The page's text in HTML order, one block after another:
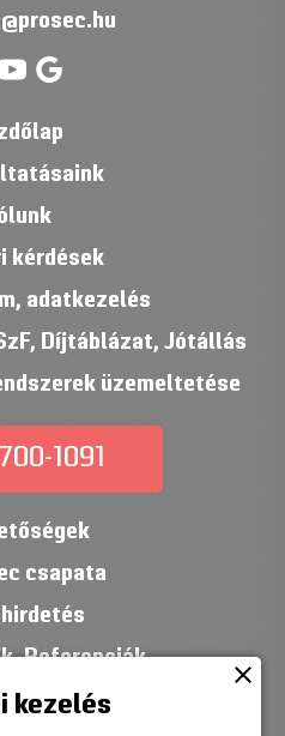
kérdések
adatkezelés
, Díjtáblázat, Jótállás
üzemeltetése
1091
csapata
,Referenciák
kezelés
close